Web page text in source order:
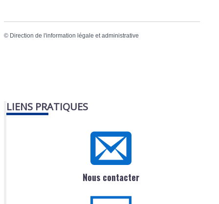
© Direction de l'information légale et administrative
LIENS PRATIQUES
Nous contacter